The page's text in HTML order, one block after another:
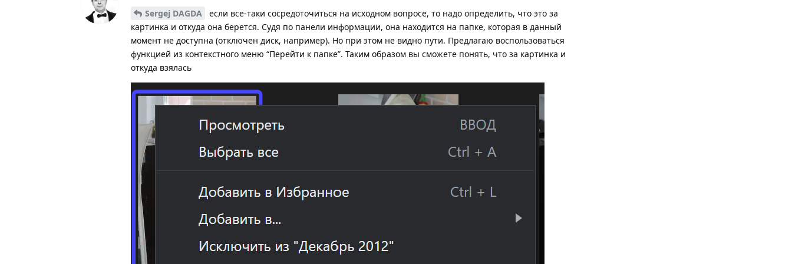
Sergej DAGDA
если все-таки сосредоточиться на исходном вопросе, то надо определить, что это за
картинка и откуда она берется. Судя по панели информации, она находится на папке, которая в данный
момент не доступна (отключен диск, например). Но при этом не видно пути. Предлагаю воспользоваться
функцией из контекстного меню “Перейти к папке”. Таким образом вы сможете понять, что за картинка и
откуда взялась